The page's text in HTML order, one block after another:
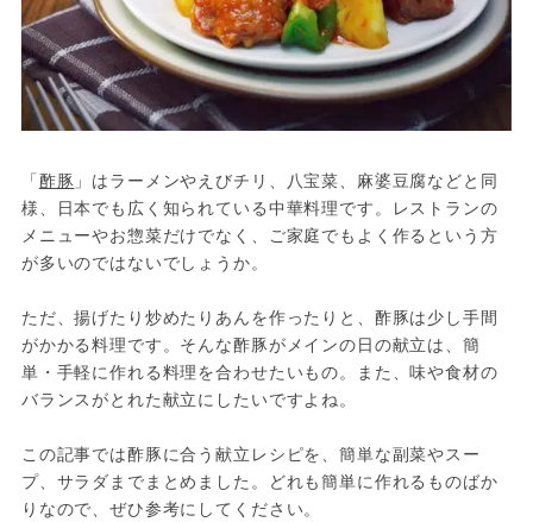
「酢豚 」はラーメンやえびチリ、八宝菜、麻婆豆腐などと同
様、日本でも広く知られている中華料理です。レストランの
メニューやお惣菜だけでなく、ご家庭でもよく作るという方
が多いのではないでしょうか。
ただ、揚げたり炒めたりあんを作ったりと、酢豚は少し手間
がかかる料理です。そんな酢豚がメインの日の献立は、簡
単・手軽に作れる料理を合わせたいもの。また、味や食材の
バランスがとれた献立にしたいですよね。
この記事では酢豚に合う献立レシピを、簡単な副菜やスー
プ、サラダまでまとめました。どれも簡単に作れるものばか
りなので、ぜひ参考にしてください。